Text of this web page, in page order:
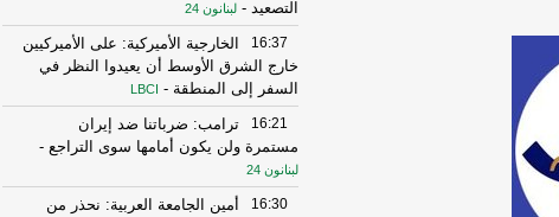
التصعيد - لبنانون 24
16:37
الخارجية الأميركية: على الأميركيين
خارج الشرق الأوسط أن يعيدوا النظر في
السفر إلى المنطقة -
LBCI
16:21
ترامب: ضرباتنا ضد إيران
مستمرة ولن يكون أمامها سوى التراجع -
لبنانون 24
16:30
أمين الجامعة العربية: نحذر من